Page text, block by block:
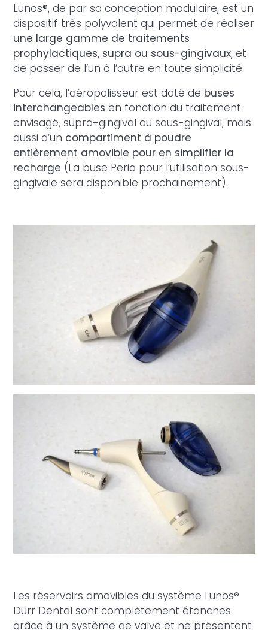
Lunos®, de par sa conception modulaire, est un
dispositif très polyvalent qui permet de réaliser
une large gamme de traitements
prophylactiques, supra ou sous-gingivaux, et
de passer de l’un à l’autre en toute simplicité.
Pour cela, l’aéropolisseur est doté de buses
interchangeables en fonction du traitement
envisagé, supra-gingival ou sous-gingival, mais
aussi d’un compartiment à poudre
entièrement amovible pour en simplifier la
recharge (La buse Perio pour l’utilisation sous-
gingivale sera disponible prochainement).
Les réservoirs amovibles du système Lunos®
Dürr Dental sont complètement étanches
grâce à un système de valve et ne présentent